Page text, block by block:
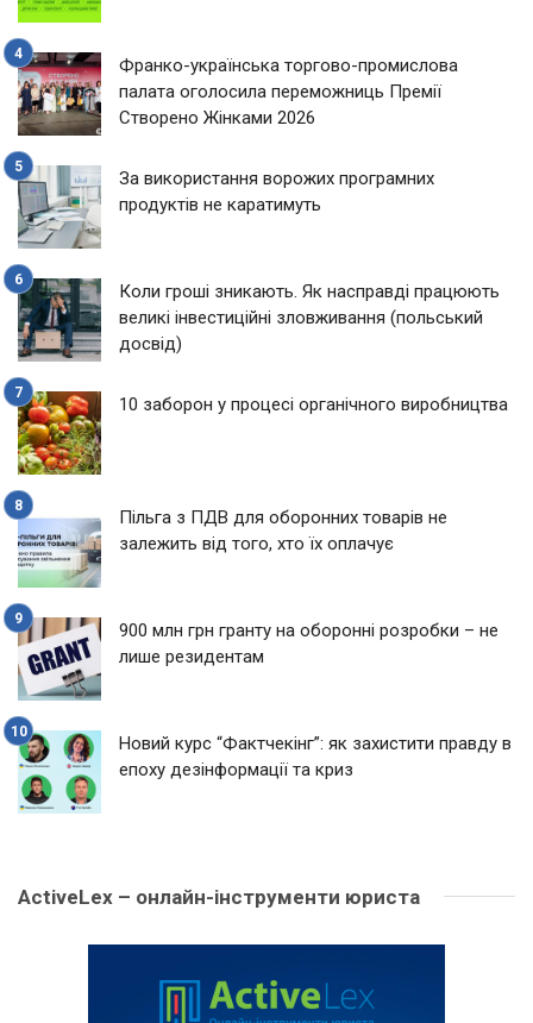
Франко-українська торгово-промислова
палата оголосила переможниць Премії
Створено Жінками 2026
За використання ворожих програмних
продуктів не каратимуть
Коли гроші зникають. Як насправді працюють
великі інвестиційні зловживання (польський
досвід)
10 заборон у процесі органічного виробництва
Пільга з ПДВ для оборонних товарів не
залежить від того, хто їх оплачує
900 млн грн гранту на оборонні розробки – не
лише резидентам
Новий курс “Фактчекінг”: як захистити правду в
епоху дезінформації та криз
ActiveLex – онлайн-інструменти юриста